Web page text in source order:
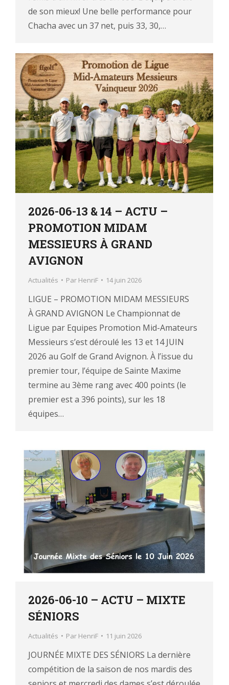
de son mieux! Une belle performance pour
Chacha avec un 37 net, puis 33, 30,…
2026-06-13 & 14 – ACTU –
PROMOTION MIDAM
MESSIEURS À GRAND
AVIGNON
Actualités Par HenriF 14 juin 2026
LIGUE – PROMOTION MIDAM MESSIEURS
À GRAND AVIGNON Le Championnat de
Ligue par Equipes Promotion Mid-Amateurs
Messieurs s’est déroulé les 13 et 14 JUIN
2026 au Golf de Grand Avignon. À l’issue du
premier tour, l’équipe de Sainte Maxime
termine au 3ème rang avec 400 points (le
premier est a 396 points), sur les 18
équipes…
2026-06-10 – ACTU – MIXTE
SÉNIORS
Actualités Par HenriF 11 juin 2026
JOURNÉE MIXTE DES SÉNIORS La dernière
compétition de la saison de nos mardis des